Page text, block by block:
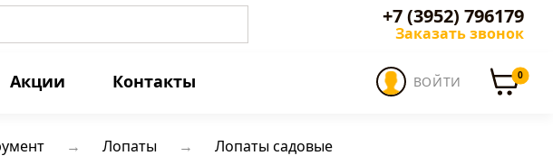
+7 (3952) 796179
Заказать звонок
Акции Контакты ВОЙТИ 0
Лопаты
Лопаты садовые